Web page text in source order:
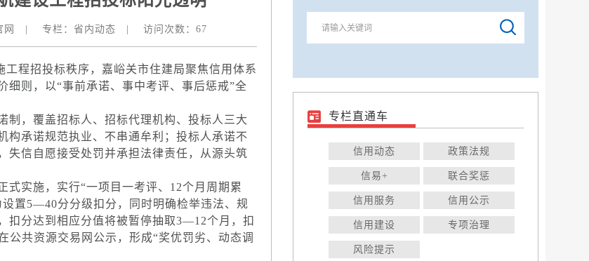
专栏： 省内动态 访问次数： 67
程招投标秩序，嘉峪关市住建局聚焦信用体系
细则，以“事前承诺、事中考评、事后惩戒”全
，覆盖招标人、招标代理机构、投标人三大
构承诺规范执业、不串通牟利；投标人承诺不
失信自愿接受处罚并承担法律责任，从源头筑
实施，实行“一项目一考评、12个月周期累
置5—40分分级扣分，同时明确检举违法、规
扣分达到相应分值将被暂停抽取3—12个月，扣
公共资源交易网公示，形成“奖优罚劣、动态调
专栏直通车
信用动态 政策法规
信易+ 联合奖惩
信用服务 信用公示
信用建设 专项治理
风险提示